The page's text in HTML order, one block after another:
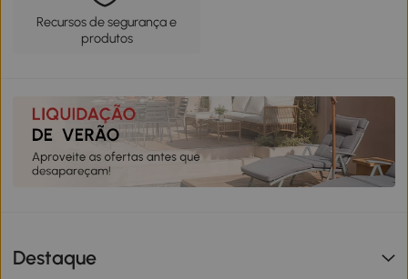
Recursos de segurança e
produtos
Destaque